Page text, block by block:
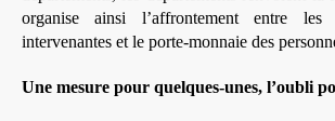
organise ainsi l’affrontement entre les
intervenantes et le porte-monnaie des
Une mesure pour quelques-unes, l’oubli